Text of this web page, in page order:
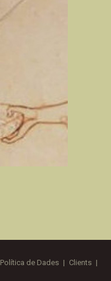
Política de Dades | Clients |